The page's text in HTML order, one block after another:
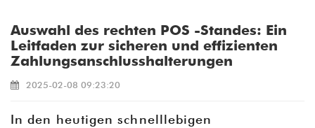
Auswahl des rechten POS -Standes: Ein
Leitfaden zur sicheren und effizienten
Zahlungsanschlusshalterungen
2025-02-08 09:23:20
In den heutigen schnelllebigen